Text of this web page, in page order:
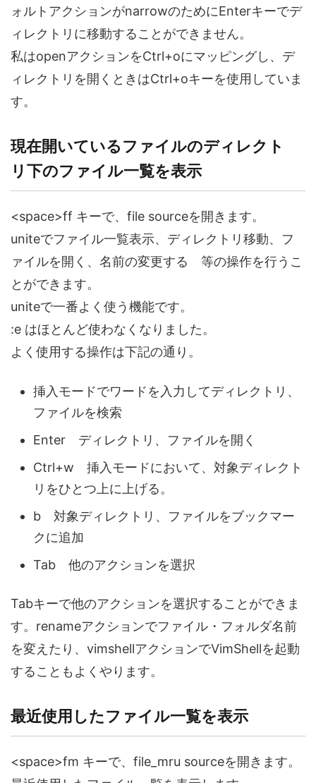
ォルトアクションがnarrowのためにEnterキーでデ
ィレクトリに移動することができません。
私はopenアクションをCtrl+oにマッピングし、デ
ィレクトリを開くときはCtrl+oキーを使用していま
す。
現在開いているファイルのディレクト
リ下のファイル一覧を表示
<space>ff キーで、file sourceを開きます。
uniteでファイル一覧表示、ディレクトリ移動、フ
ァイルを開く、名前の変更する 等の操作を行うこ
とができます。
uniteで一番よく使う機能です。
:e はほとんど使わなくなりました。
よく使用する操作は下記の通り。
挿入モードでワードを入力してディレクトリ、
ファイルを検索
Enter ディレクトリ、ファイルを開く
Ctrl+w 挿入モードにおいて、対象ディレクト
リをひとつ上に上げる。
b 対象ディレクトリ、ファイルをブックマー
クに追加
Tab 他のアクションを選択
Tabキーで他のアクションを選択することができま
す。renameアクションでファイル・フォルダ名前
を変えたり、vimshellアクションでVimShellを起動
することもよくやります。
最近使用したファイル一覧を表示
<space>fm キーで、file_mru sourceを開きます。